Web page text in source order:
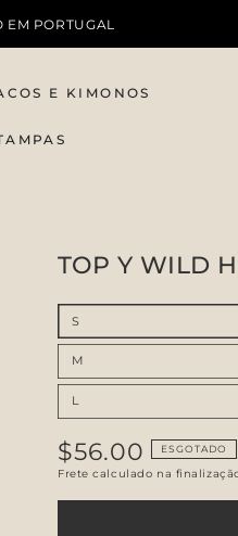
EM PORTUGAL
E KIMONOS
TOP Y WILD
S
M
L
Preço
regular
$56.00 ESGOTADO
Frete calculado na